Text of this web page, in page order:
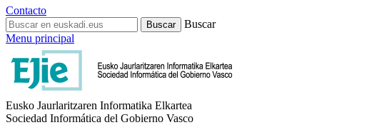
Contacto
Buscar
Menu principal
Eusko Jaurlaritzaren Informatika Elkartea
Sociedad Informática del Gobierno Vasco